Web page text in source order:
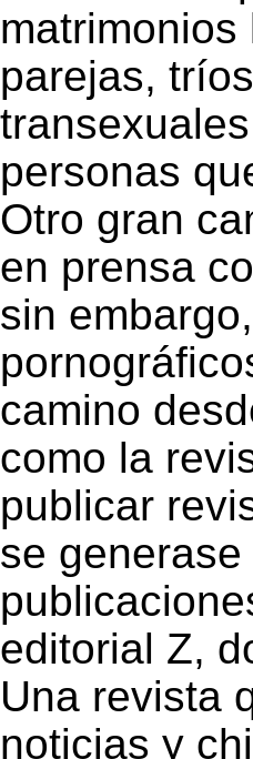
parejas,
personas
Otro gran
en prensa
sin
camino
como la
publicar
se
editorial Z,
Una revista
noticias y